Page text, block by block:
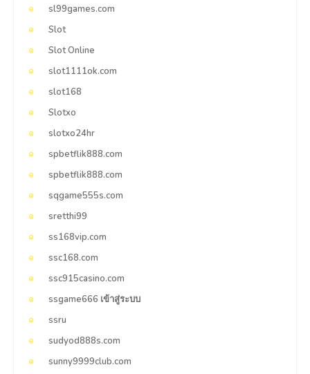
sl99games.com
Slot
Slot Online
slot1111ok.com
slot168
Slotxo
slotxo24hr
spbetflik888.com
spbetflik888.com
sqgame555s.com
sretthi99
ss168vip.com
ssc168.com
ssc915casino.com
ssgame666 เข้าสู่ระบบ
ssru
sudyod888s.com
sunny9999club.com